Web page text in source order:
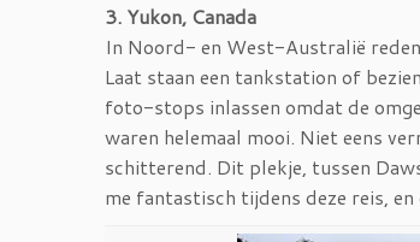
3. Yukon, Canada
In Noord- en West-Australië
Laat staan een tankstation of
foto-stops inlassen omdat de
waren helemaal mooi. Niet eens
schitterend. Dit plekje, tussen
me fantastisch tijdens deze reis,